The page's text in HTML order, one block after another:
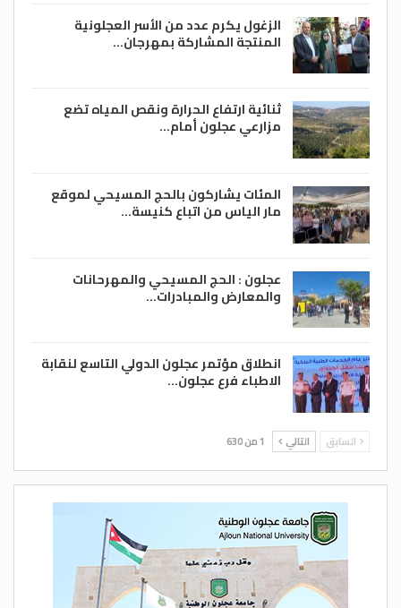
الزغول يكرم عدد من الأسر العجلونية
المنتجة المشاركة بمهرجان…
ثنائية ارتفاع الحرارة ونقص المياه تضع
مزارعي عجلون أمام…
المئات يشاركون بالحج المسيحي لموقع
مار الياس من اتباع كنيسة…
عجلون : الحج المسيحي والمهرحانات
والمعارض والمبادرات…
انطلاق مؤتمر عجلون الدولي التاسع لنقابة
الاطباء فرع عجلون…
السابق التالي 1 من 630